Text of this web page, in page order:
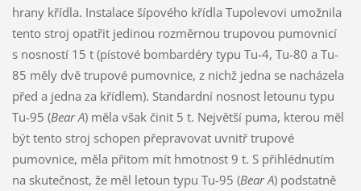
hrany křídla. Instalace šípového křídla Tupolevovi umožnila
tento stroj opatřit jedinou rozměrnou trupovou pumovnicí
s nosností 15 t (pístové bombardéry typu Tu-4, Tu-80 a Tu-
85 měly dvě trupové pumovnice, z nichž jedna se nacházela
před a jedna za křídlem). Standardní nosnost letounu typu
Tu-95 (Bear A) měla však činit 5 t. Největší puma, kterou měl
být tento stroj schopen přepravovat uvnitř trupové
pumovnice, měla přitom mít hmotnost 9 t. S přihlédnutím
na skutečnost, že měl letoun typu Tu-95 (Bear A) podstatně